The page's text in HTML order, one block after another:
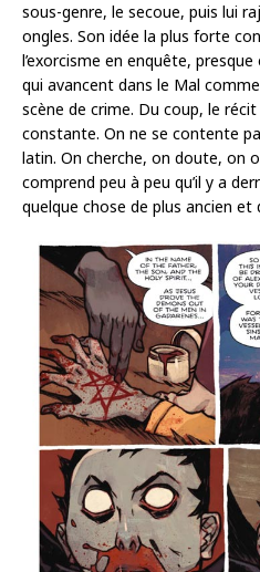
sous-genre, le secoue, puis lui
ongles. Son idée la plus forte
l’exorcisme en enquête,
qui avancent dans le Mal
scène de crime. Du coup, le
constante. On ne se contente
latin. On cherche, on doute, on
comprend peu à peu qu’il y a
quelque chose de plus ancien et